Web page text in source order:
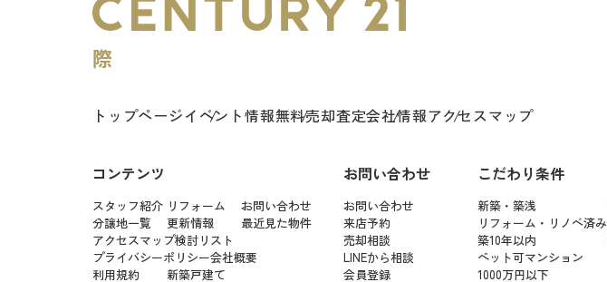
トップページイベント情報無料売却査定会社情報アクセスマップ
コンテンツ
スタッフ紹介 リフォーム
お問い合わせ
分譲地一覧
更新情報
最近見た物件
アクセスマップ検討リスト
プライバシーポリシー会社概要
利用規約
新築戸建て
お問い合わせ
お問い合わせ
来店予約
売却相談
LINEから相談
会員登録
こだわり条件
新築・築浅
リフォーム・リノベ済み
築10年以内
ペット可マンション
1000万円以下